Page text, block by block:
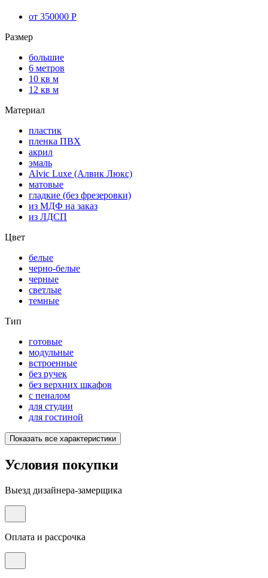
от 350000 Р
Размер
большие
6 метров
10 кв м
12 кв м
Материал
пластик
пленка ПВХ
акрил
эмаль
Alvic Luxe (Алвик Люкс)
матовые
гладкие (без фрезеровки)
из МДФ на заказ
из ЛДСП
Цвет
белые
черно-белые
черные
светлые
темные
Тип
готовые
модульные
встроенные
без ручек
без верхних шкафов
с пеналом
для студии
для гостиной
Показать все характеристики
Условия покупки
Выезд дизайнера-замерщика
Оплата и рассрочка